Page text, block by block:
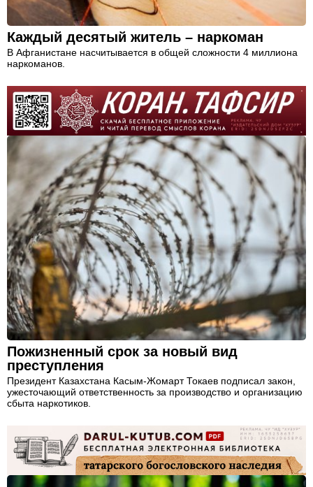
Каждый десятый житель – наркоман
В Афганистане насчитывается в общей сложности 4 миллиона
наркоманов.
Пожизненный срок за новый вид
преступления
Президент Казахстана Касым-Жомарт Токаев подписал закон,
ужесточающий ответственность за производство и организацию
сбыта наркотиков.